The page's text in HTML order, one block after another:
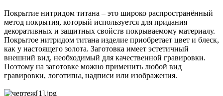
Покрытие нитридом титана – это широко распространённый
метод покрытия, который используется для придания
декоративных и защитных свойств покрываемому материалу.
Покрытое нитридом титана изделие приобретает цвет и блеск,
как у настоящего золота. Заготовка имеет эстетичный
внешний вид, необходимый для качественной гравировки.
Поэтому на заготовке можно применить любой вид
гравировки, логотипы, надписи или изображения.